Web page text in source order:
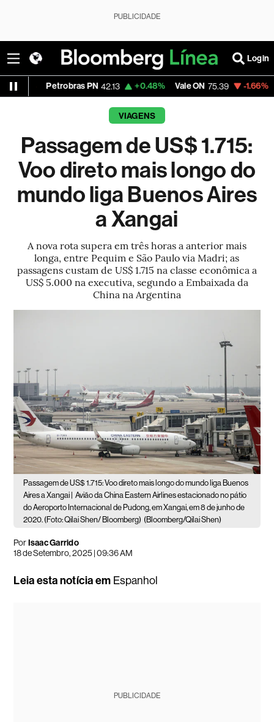
PUBLICIDADE
Login
Petrobras PN 42.13 +0.48% Vale ON 75.39 -1.66% Itaú PN
VIAGENS
Passagem de US$ 1.715:
Voo direto mais longo do
mundo liga Buenos Aires
a Xangai
A nova rota supera em três horas a anterior mais
longa, entre Pequim e São Paulo via Madri; as
passagens custam de US$ 1.715 na classe econômica a
US$ 5.000 na executiva, segundo a Embaixada da
China na Argentina
Passagem de US$ 1.715: Voo direto mais longo do mundo liga Buenos
Aires a Xangai |
Avião da China Eastern Airlines estacionado no pátio
do Aeroporto Internacional de Pudong, em Xangai, em 8 de junho de
2020. (Foto: Qilai Shen/ Bloomberg) (Bloomberg/Qilai Shen)
PorIsaac Garrido
18 de Setembro, 2025 | 09:36 AM
Leia esta notícia em Espanhol
PUBLICIDADE